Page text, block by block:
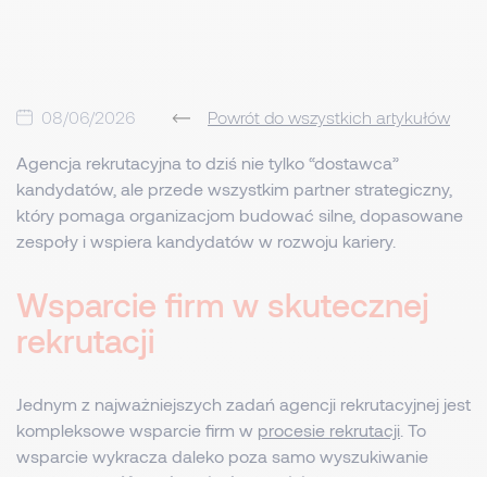
08/06/2026 Powrót do wszystkich artykułów
Agencja rekrutacyjna to dziś nie tylko “dostawca”
kandydatów, ale przede wszystkim partner strategiczny,
który pomaga organizacjom budować silne, dopasowane
zespoły i wspiera kandydatów w rozwoju kariery.
Wsparcie firm w skutecznej
rekrutacji
Jednym z najważniejszych zadań agencji rekrutacyjnej jest
kompleksowe wsparcie firm w procesie rekrutacji . To
wsparcie wykracza daleko poza samo wyszukiwanie